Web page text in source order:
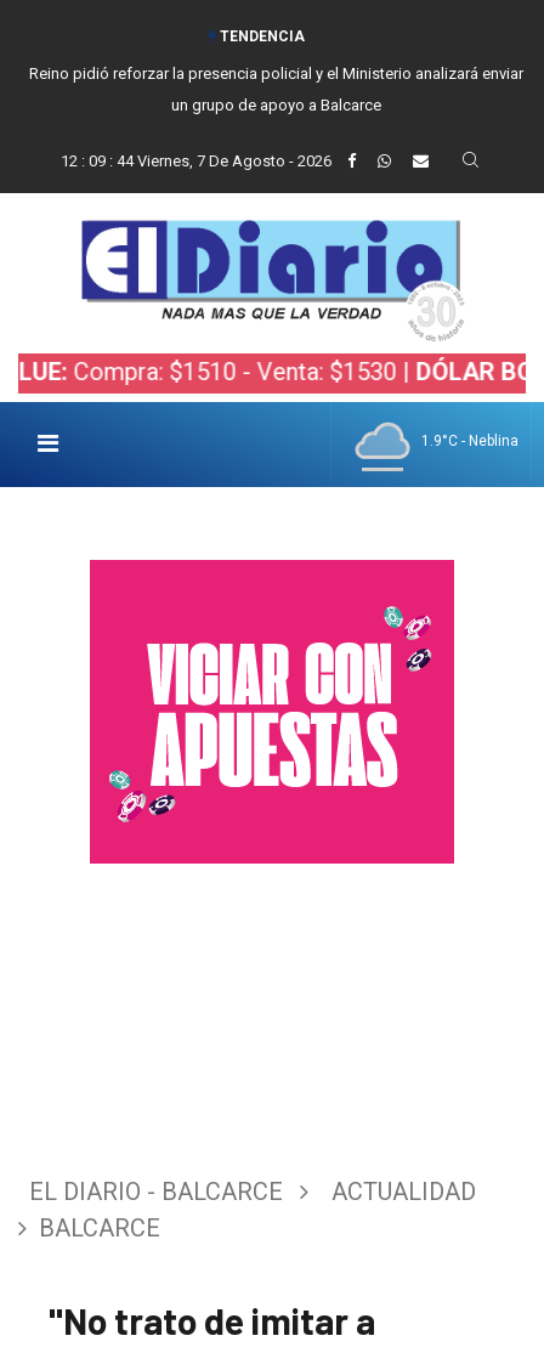
TENDENCIA
Reino pidió reforzar la presencia policial y el Ministerio analizará enviar
un grupo de apoyo a Balcarce
12: 09: 46 Viernes, 7 De Agosto - 2026
$1510 - Venta: $1530 |DÓLAR BOLSA:
1.9°C - Neblina
EL DIARIO - BALCARCE
ACTUALIDAD
BALCARCE
"No trato de imitar a